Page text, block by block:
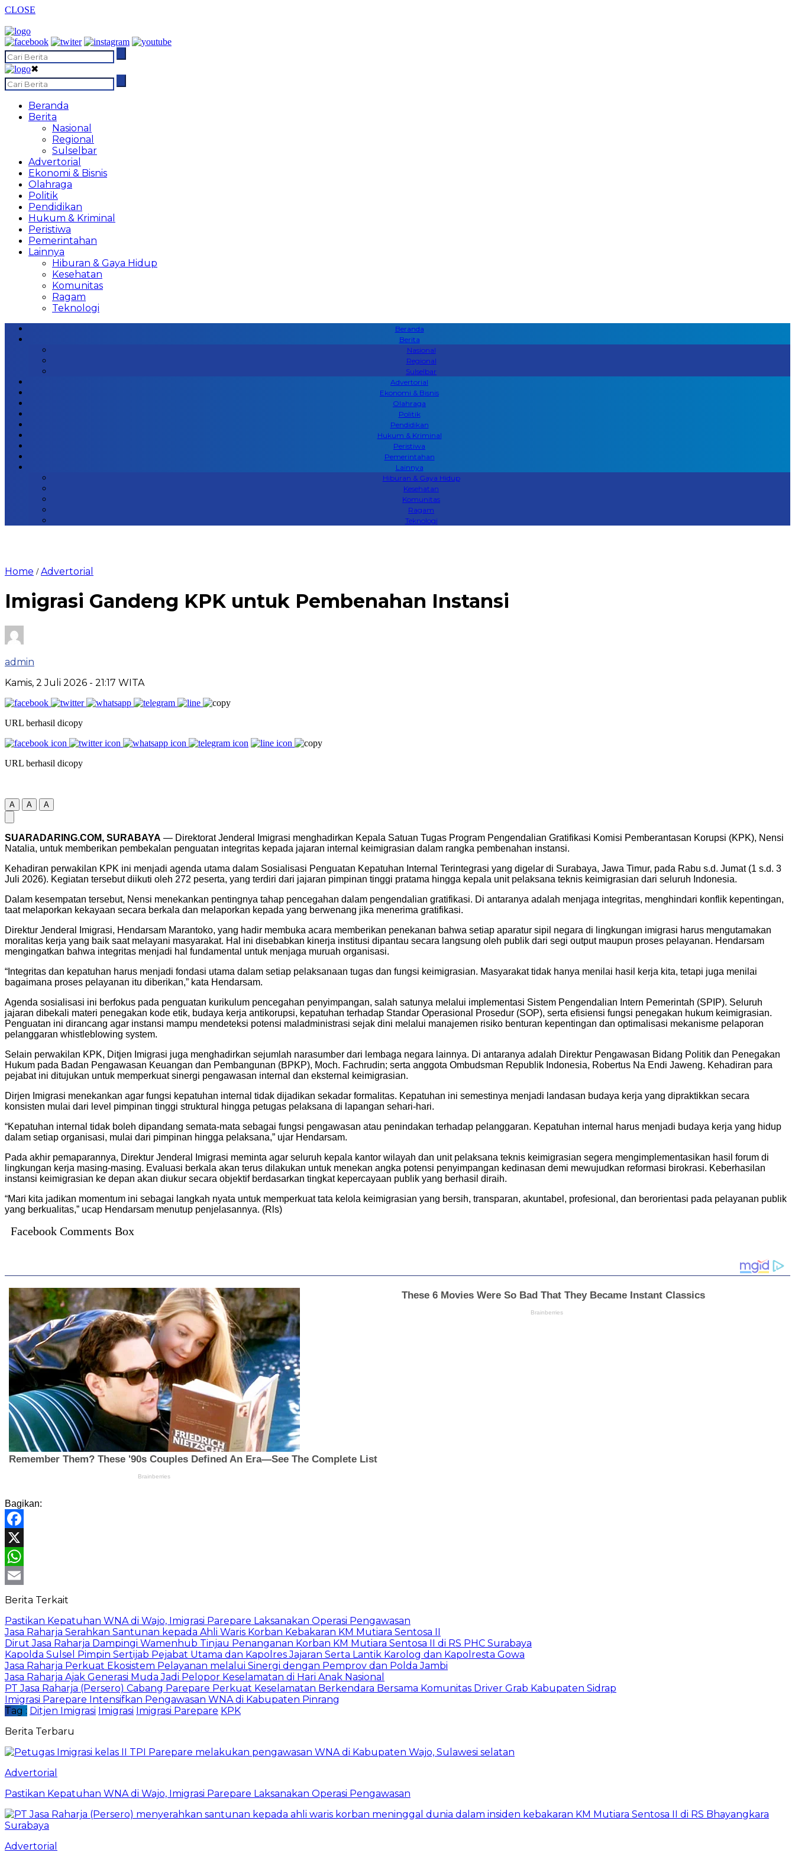
CLOSE
✖
Beranda
Berita
Nasional
Regional
Sulselbar
Advertorial
Ekonomi & Bisnis
Olahraga
Politik
Pendidikan
Hukum & Kriminal
Peristiwa
Pemerintahan
Lainnya
Hiburan & Gaya Hidup
Kesehatan
Komunitas
Ragam
Teknologi
Beranda
Berita
Nasional
Regional
Sulselbar
Advertorial
Ekonomi & Bisnis
Olahraga
Politik
Pendidikan
Hukum & Kriminal
Peristiwa
Pemerintahan
Lainnya
Hiburan & Gaya Hidup
Kesehatan
Komunitas
Ragam
Teknologi
Home /Advertorial
Imigrasi Gandeng KPK untuk Pembenahan Instansi
admin
Kamis, 2 Juli 2026 - 21:17 WITA
URL berhasil dicopy
URL berhasil dicopy
A A A
SUARADARING.COM, SURABAYA — Direktorat Jenderal Imigrasi menghadirkan Kepala Satuan Tugas Program Pengendalian Gratifikasi Komisi Pemberantasan Korupsi (KPK), Nensi
Natalia, untuk memberikan pembekalan penguatan integritas kepada jajaran internal keimigrasian dalam rangka pembenahan instansi.
Kehadiran perwakilan KPK ini menjadi agenda utama dalam Sosialisasi Penguatan Kepatuhan Internal Terintegrasi yang digelar di Surabaya, Jawa Timur, pada Rabu s.d. Jumat (1 s.d. 3
Juli 2026). Kegiatan tersebut diikuti oleh 272 peserta, yang terdiri dari jajaran pimpinan tinggi pratama hingga kepala unit pelaksana teknis keimigrasian dari seluruh Indonesia.
Dalam kesempatan tersebut, Nensi menekankan pentingnya tahap pencegahan dalam pengendalian gratifikasi. Di antaranya adalah menjaga integritas, menghindari konflik kepentingan,
taat melaporkan kekayaan secara berkala dan melaporkan kepada yang berwenang jika menerima gratifikasi.
Direktur Jenderal Imigrasi, Hendarsam Marantoko, yang hadir membuka acara memberikan penekanan bahwa setiap aparatur sipil negara di lingkungan imigrasi harus mengutamakan
moralitas kerja yang baik saat melayani masyarakat. Hal ini disebabkan kinerja institusi dipantau secara langsung oleh publik dari segi output maupun proses pelayanan. Hendarsam
mengingatkan bahwa integritas menjadi hal fundamental untuk menjaga muruah organisasi.
“Integritas dan kepatuhan harus menjadi fondasi utama dalam setiap pelaksanaan tugas dan fungsi keimigrasian. Masyarakat tidak hanya menilai hasil kerja kita, tetapi juga menilai
bagaimana proses pelayanan itu diberikan,” kata Hendarsam.
Agenda sosialisasi ini berfokus pada penguatan kurikulum pencegahan penyimpangan, salah satunya melalui implementasi Sistem Pengendalian Intern Pemerintah (SPIP). Seluruh
jajaran dibekali materi penegakan kode etik, budaya kerja antikorupsi, kepatuhan terhadap Standar Operasional Prosedur (SOP), serta efisiensi fungsi penegakan hukum keimigrasian.
Penguatan ini dirancang agar instansi mampu mendeteksi potensi maladministrasi sejak dini melalui manajemen risiko benturan kepentingan dan optimalisasi mekanisme pelaporan
pelanggaran whistleblowing system.
Selain perwakilan KPK, Ditjen Imigrasi juga menghadirkan sejumlah narasumber dari lembaga negara lainnya. Di antaranya adalah Direktur Pengawasan Bidang Politik dan Penegakan
Hukum pada Badan Pengawasan Keuangan dan Pembangunan (BPKP), Moch. Fachrudin; serta anggota Ombudsman Republik Indonesia, Robertus Na Endi Jaweng. Kehadiran para
pejabat ini ditujukan untuk memperkuat sinergi pengawasan internal dan eksternal keimigrasian.
Dirjen Imigrasi menekankan agar fungsi kepatuhan internal tidak dijadikan sekadar formalitas. Kepatuhan ini semestinya menjadi landasan budaya kerja yang dipraktikkan secara
konsisten mulai dari level pimpinan tinggi struktural hingga petugas pelaksana di lapangan sehari-hari.
“Kepatuhan internal tidak boleh dipandang semata-mata sebagai fungsi pengawasan atau penindakan terhadap pelanggaran. Kepatuhan internal harus menjadi budaya kerja yang hidup
dalam setiap organisasi, mulai dari pimpinan hingga pelaksana,” ujar Hendarsam.
Pada akhir pemaparannya, Direktur Jenderal Imigrasi meminta agar seluruh kepala kantor wilayah dan unit pelaksana teknis keimigrasian segera mengimplementasikan hasil forum di
lingkungan kerja masing-masing. Evaluasi berkala akan terus dilakukan untuk menekan angka potensi penyimpangan kedinasan demi mewujudkan reformasi birokrasi. Keberhasilan
instansi keimigrasian ke depan akan diukur secara objektif berdasarkan tingkat kepercayaan publik yang berhasil diraih.
“Mari kita jadikan momentum ini sebagai langkah nyata untuk memperkuat tata kelola keimigrasian yang bersih, transparan, akuntabel, profesional, dan berorientasi pada pelayanan publik
yang berkualitas,” ucap Hendarsam menutup penjelasannya. (Rls)
Facebook Comments Box
Bagikan:
Facebook
X
WhatsApp
Email
Berita Terkait
Pastikan Kepatuhan WNA di Wajo, Imigrasi Parepare Laksanakan Operasi Pengawasan
Jasa Raharja Serahkan Santunan kepada Ahli Waris Korban Kebakaran KM Mutiara Sentosa II
Dirut Jasa Raharja Dampingi Wamenhub Tinjau Penanganan Korban KM Mutiara Sentosa II di RS PHC Surabaya
Kapolda Sulsel Pimpin Sertijab Pejabat Utama dan Kapolres Jajaran Serta Lantik Karolog dan Kapolresta Gowa
Jasa Raharja Perkuat Ekosistem Pelayanan melalui Sinergi dengan Pemprov dan Polda Jambi
Jasa Raharja Ajak Generasi Muda Jadi Pelopor Keselamatan di Hari Anak Nasional
PT Jasa Raharja (Persero) Cabang Parepare Perkuat Keselamatan Berkendara Bersama Komunitas Driver Grab Kabupaten Sidrap
Imigrasi Parepare Intensifkan Pengawasan WNA di Kabupaten Pinrang
Tag : Ditjen Imigrasi Imigrasi Imigrasi Parepare KPK
Berita Terbaru
Advertorial
Pastikan Kepatuhan WNA di Wajo, Imigrasi Parepare Laksanakan Operasi Pengawasan
Advertorial